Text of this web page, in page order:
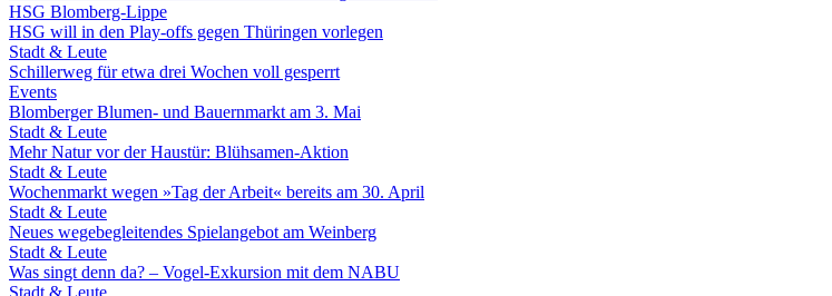
HSG Blomberg-Lippe
HSG will in den Play-offs gegen Thüringen vorlegen
Stadt & Leute
Schillerweg für etwa drei Wochen voll gesperrt
Events
Blomberger Blumen- und Bauernmarkt am 3. Mai
Stadt & Leute
Mehr Natur vor der Haustür: Blühsamen-Aktion
Stadt & Leute
Wochenmarkt wegen »Tag der Arbeit« bereits am 30. April
Stadt & Leute
Neues wegebegleitendes Spielangebot am Weinberg
Stadt & Leute
Was singt denn da? – Vogel-Exkursion mit dem NABU
Stadt & Leute